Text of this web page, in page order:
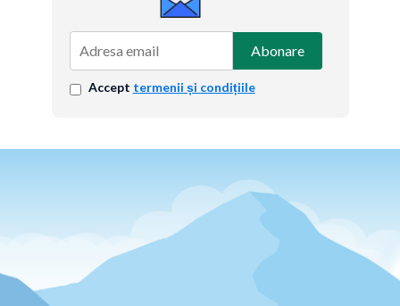
Abonare
Accept termenii și condițiile